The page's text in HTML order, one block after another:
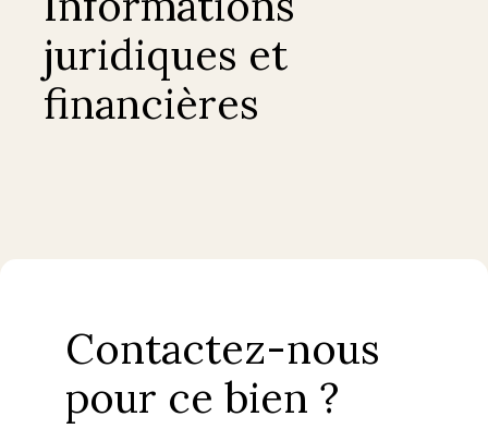
juridiques et
financières
Contactez-nous
pour ce bien ?